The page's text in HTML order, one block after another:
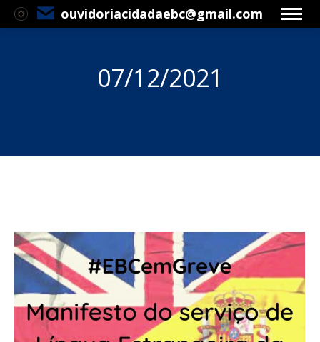
ouvidoriacidadaebc@gmail.com
07/12/2021